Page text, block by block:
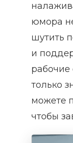
юмора
шутить
и
только
можете
чтобы